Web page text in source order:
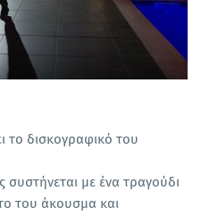
το δισκογραφικό του
με ένα τραγούδι
του άκουσμα και